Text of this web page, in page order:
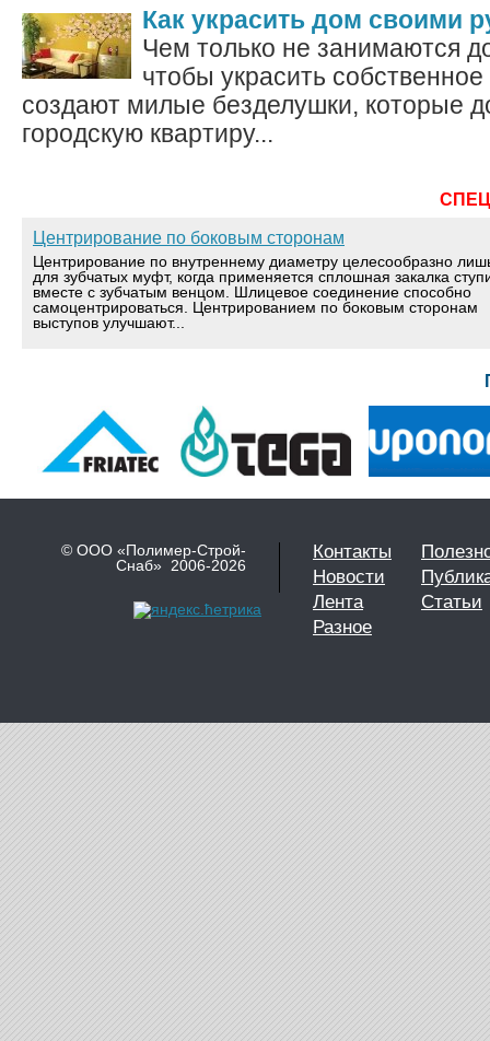
Как украсить дом своими
Чем только не занимаются
чтобы украсить
создают милые безделушки, которые
городскую квартиру...
Центрирование по боковым сторонам
Центрирование по внутреннему диаметру целесообразно
для зубчатых муфт, когда применяется сплошная закалка
вместе с зубчатым венцом. Шлицевое соединение способно
самоцентрироваться. Центрированием по боковым сторонам
выступов улучшают...
© ООО «Полимер-Строй-
Снаб» 2006-2026
Контакты
Новости
Лента
Статьи
Разное